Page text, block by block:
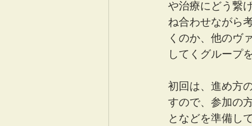
や治療にどう繋
ね合わせながら
くのか、他のヴ
してくグループ
初回は、進め方
すので、参加の
となどを準備し